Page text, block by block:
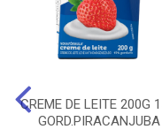
CREME DE LEITE 200G
GORD.PIRACANJUBA